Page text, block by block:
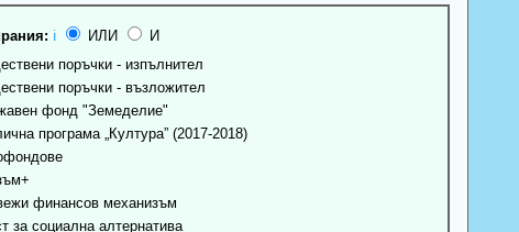
ℹ ИЛИ
И
поръчки - изпълнител
поръчки - възложител
фонд "Земеделие"
програма „Култура” (2017-2018)
финансов механизъм
за социална алтернатива